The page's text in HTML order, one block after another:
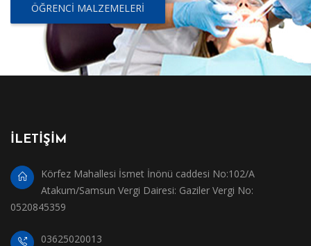
ÖĞRENCI MALZEMELERI
İLETİŞİM
Körfez Mahallesi İsmet İnönü caddesi No:102/A
Atakum/Samsun Vergi Dairesi: Gaziler Vergi No:
0520845359
03625020013